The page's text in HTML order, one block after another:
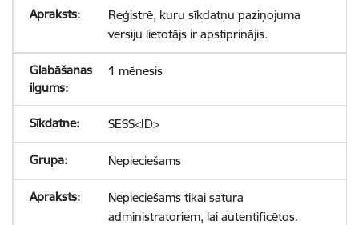
Reģistrē, kuru sīkdatņu paziņojuma
versiju lietotājs ir apstiprinājis.
1 mēnesis
SESS<ID>
Nepieciešams
Nepieciešams tikai satura
administratoriem, lai autentificētos.